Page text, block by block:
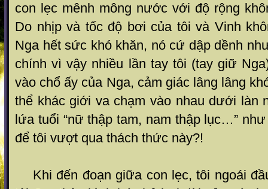
con lẹc mênh mông nước với độ rộng
Do nhịp và tốc độ bơi của tôi và Vinh
Nga hết sức khó khăn, nó cứ dập dềnh
chính vì vậy nhiều lần tay tôi (tay giữ
vào chổ ấy của Nga, cảm giác lâng lâng
thể khác giới va chạm vào nhau dưới làn
lứa tuổi “nữ thập tam, nam thập lục…”
để tôi vượt qua thách thức này?!
Khi đến đoạn giữa con lẹc, tôi ngoái